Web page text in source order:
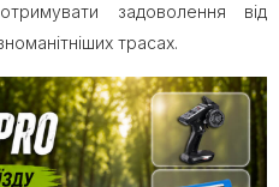
задоволення від
трасах.